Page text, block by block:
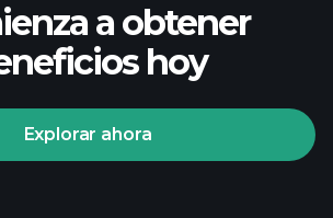
a obtener
hoy
Explorar ahora